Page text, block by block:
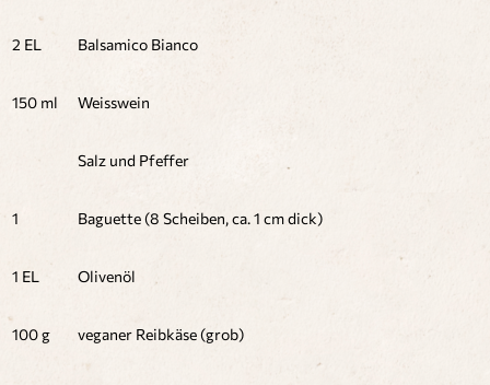
2 EL Balsamico Bianco
150 ml Weisswein
Salz und Pfeffer
1 Baguette (8 Scheiben, ca. 1 cm dick)
1 EL Olivenöl
100 g veganer Reibkäse (grob)